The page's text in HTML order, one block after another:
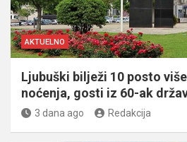
AKTUELNO
Ljubuški bilježi 10 posto
noćenja, gosti iz 60-ak
3 dana ago Redakcija